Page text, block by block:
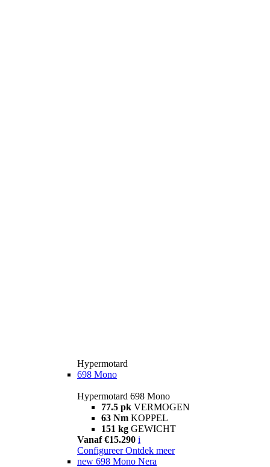
Hypermotard
698 Mono
Hypermotard 698 Mono
77.5 pk VERMOGEN
63 Nm KOPPEL
151 kg GEWICHT
Vanaf €15.290 i
Configureer Ontdek meer
new 698 Mono Nera